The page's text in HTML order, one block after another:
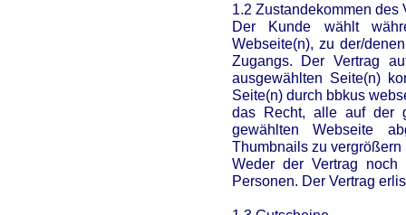
1.2 Zustandekommen des
Der Kunde wählt
Webseite(n), zu der/
Zugangs. Der Vertrag
ausgewählten Seite(n)
Seite(n) durch bbkus
das Recht, alle auf der
gewählten Webseite
Thumbnails zu
Weder der Vertrag
Personen. Der Vertrag